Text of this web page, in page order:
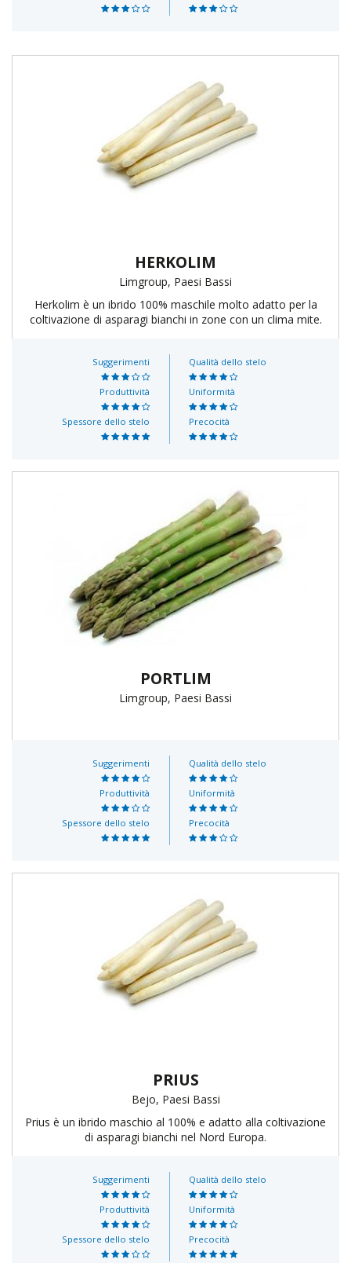
HERKOLIM
Limgroup, Paesi Bassi
Herkolim è un ibrido 100% maschile molto adatto per la
coltivazione di asparagi bianchi in zone con un clima mite.
Suggerimenti
Produttività
Spessore dello stelo
Qualità dello stelo
Uniformità
Precocità
PORTLIM
Limgroup, Paesi Bassi
Suggerimenti
Produttività
Spessore dello stelo
Qualità dello stelo
Uniformità
Precocità
PRIUS
Bejo, Paesi Bassi
Prius è un ibrido maschio al 100% e adatto alla coltivazione
di asparagi bianchi nel Nord Europa.
Suggerimenti
Produttività
Spessore dello stelo
Qualità dello stelo
Uniformità
Precocità